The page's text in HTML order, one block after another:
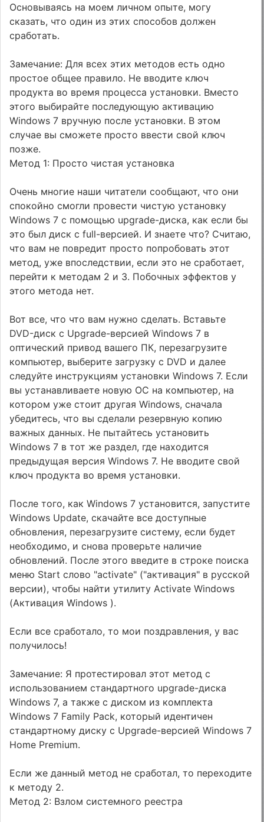
Основываясь на моем личном опыте, могу
сказать, что один из этих способов должен
сработать.
Замечание: Для всех этих методов есть одно
простое общее правило. Не вводите ключ
продукта во время процесса установки. Вместо
этого выбирайте последующую активацию
Windows 7 вручную после установки. В этом
случае вы сможете просто ввести свой ключ
позже.
Метод 1: Просто чистая установка
Очень многие наши читатели сообщают, что они
спокойно смогли провести чистую установку
Windows 7 с помощью upgrade-диска, как если бы
это был диск с full-версией. И знаете что? Считаю,
что вам не повредит просто попробовать этот
метод, уже впоследствии, если это не сработает,
перейти к методам 2 и 3. Побочных эффектов у
этого метода нет.
Вот все, что что вам нужно сделать. Вставьте
DVD-диск с Upgrade-версией Windows 7 в
оптический привод вашего ПК, перезагрузите
компьютер, выберите загрузку с DVD и далее
следуйте инструкциям установки Windows 7. Если
вы устанавливаете новую ОС на компьютер, на
котором уже стоит другая Windows, сначала
убедитесь, что вы сделали резервную копию
важных данных. Не пытайтесь установить
Windows 7 в тот же раздел, где находится
предыдущая версия Windows 7. Не вводите свой
ключ продукта во время установки.
После того, как Windows 7 установится, запустите
Windows Update, скачайте все доступные
обновления, перезагрузите систему, если будет
необходимо, и снова проверьте наличие
обновлений. После этого введите в строке поиска
меню Start слово "activate" ("активация" в русской
версии), чтобы найти утилиту Activate Windows
(Активация Windows ).
Если все сработало, то мои поздравления, у вас
получилось!
Замечание: Я протестировал этот метод с
использованием стандартного upgrade-диска
Windows 7, а также с диском из комплекта
Windows 7 Family Pack, который идентичен
стандартному диску с Upgrade-версией Windows 7
Home Premium.
Если же данный метод не сработал, то переходите
к методу 2.
Метод 2: Взлом системного реестра